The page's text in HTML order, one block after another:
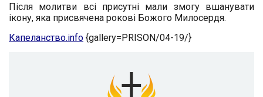
Після молитви всі присутні мали змогу вшанувати
ікону, яка присвячена рокові Божого Милосердя.
Капеланство.info {gallery=PRISON/04-19/}